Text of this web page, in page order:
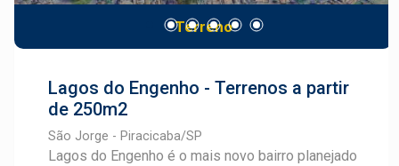
contemporânea. Garanta sua unidade neste
lançamento exclusivo. A Frias Neto oferece
atendimento personalizado para apresentar
Terreno
Lagos do Engenho - Terrenos a partir
de 250m2
São Jorge - Piracicaba/SP
Lagos do Engenho é o mais novo bairro planejado